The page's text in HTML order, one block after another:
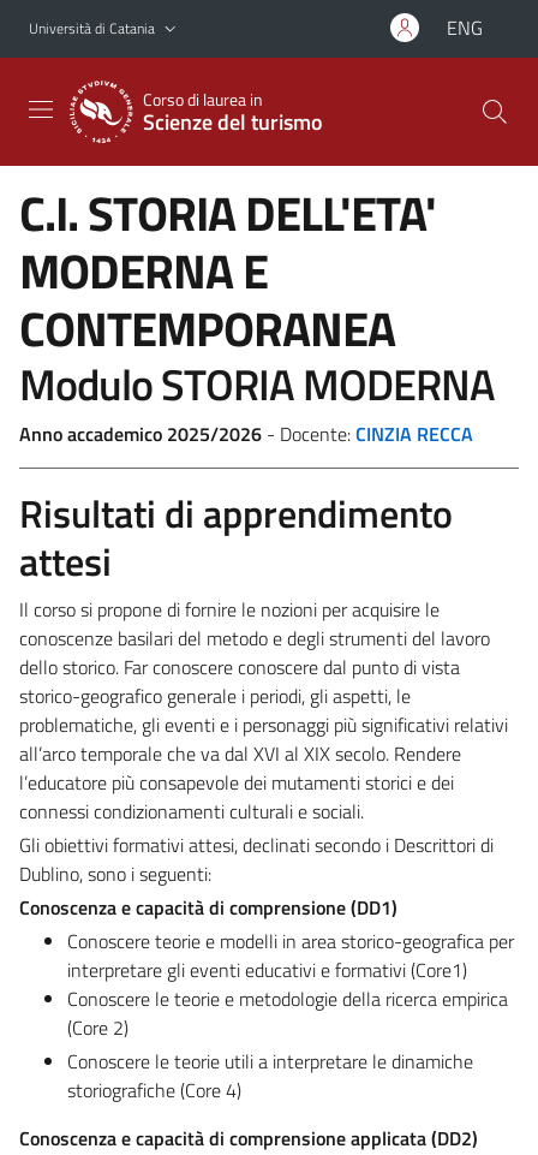
Vai al contenuto principale
Vai al menu di navigazione
Università di Catania ENG
Corso di laurea in
Scienze del turismo
C.I. STORIA DELL'ETA'
MODERNA E
CONTEMPORANEA
Modulo STORIA MODERNA
Anno accademico 2025/2026 - Docente:CINZIA RECCA
Risultati di apprendimento
attesi
Il corso si propone di fornire le nozioni per acquisire le
conoscenze basilari del metodo e degli strumenti del lavoro
dello storico. Far conoscere conoscere dal punto di vista
storico-geografico generale i periodi, gli aspetti, le
problematiche, gli eventi e i personaggi più significativi relativi
all’arco temporale che va dal XVI al XIX secolo. Rendere
l’educatore più consapevole dei mutamenti storici e dei
connessi condizionamenti culturali e sociali.
Gli obiettivi formativi attesi, declinati secondo i Descrittori di
Dublino, sono i seguenti:
Conoscenza e capacità di comprensione(DD1)
Conoscere teorie e modelli in area storico-geografica per
interpretare gli eventi educativi e formativi (Core1)
Conoscere le teorie e metodologie della ricerca empirica
(Core 2)
Conoscere le teorie utili a interpretare le dinamiche
storiografiche (Core 4)
Conoscenza e capacità di comprensione applicata (DD2)